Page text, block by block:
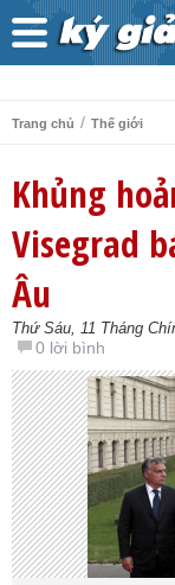
Trang chủ / Thế giới
Khủng
Visegrad
Âu
Thứ Sáu, 11 Tháng
0 lời bình